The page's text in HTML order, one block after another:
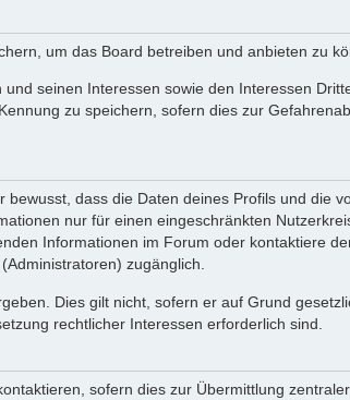
um das Board betreiben und anbieten zu
seinen Interessen sowie den Interessen
zu speichern, sofern dies zur
dass die Daten deines Profils und die
nur für einen eingeschränkten
Informationen im Forum oder kontaktiere
zugänglich.
Dies gilt nicht, sofern er auf Grund
rechtlicher Interessen erforderlich sind.
sofern dies zur Übermittlung